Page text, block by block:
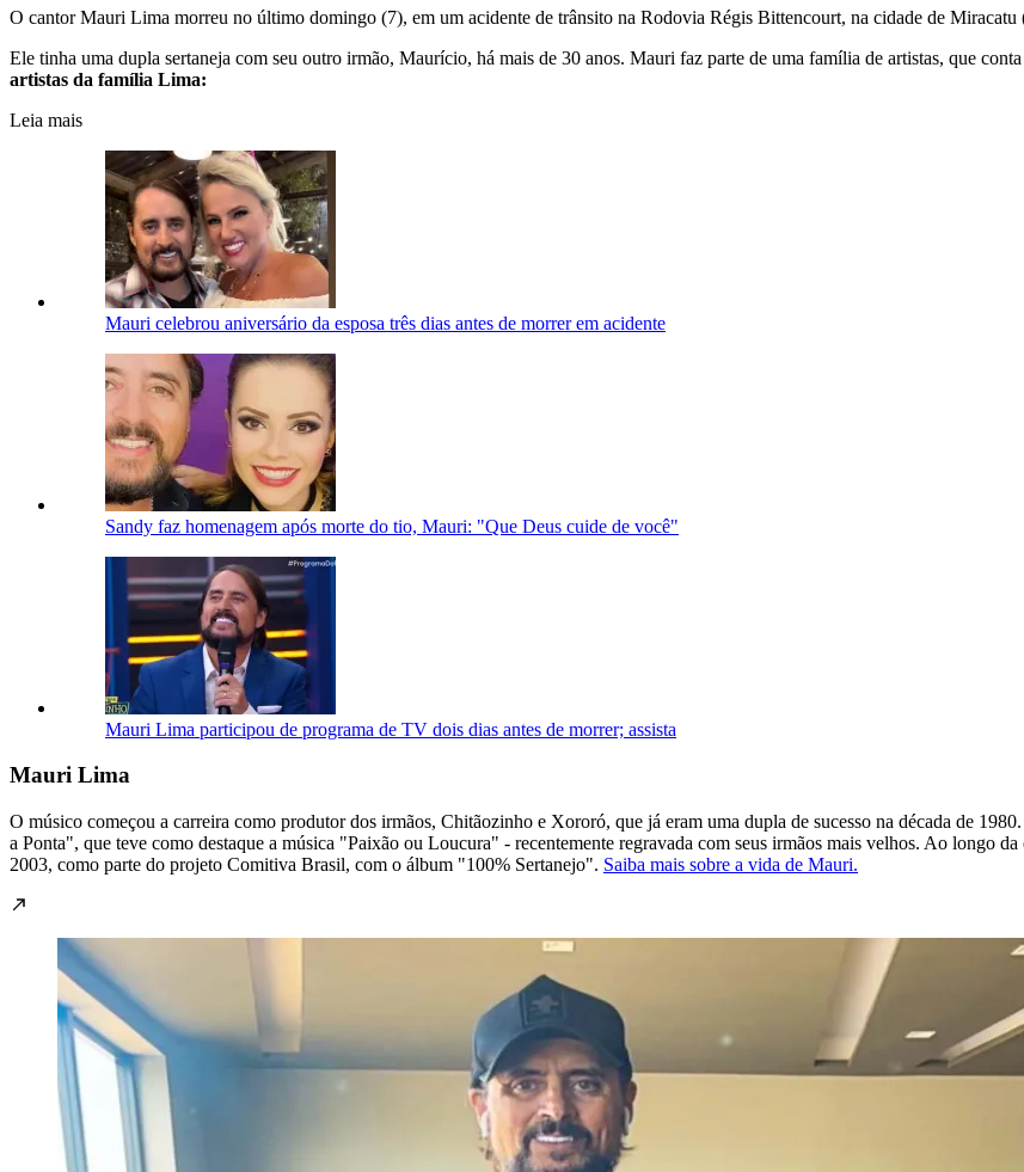
O cantor Mauri Lima morreu no último domingo (7), em um acidente de trânsito na Rodovia Régis Bittencourt, na cidade de
Ele tinha uma dupla sertaneja com seu outro irmão, Maurício, há mais de 30 anos. Mauri faz parte de uma família de artistas, que
artistas da família Lima:
Leia mais
Mauri celebrou aniversário da esposa três dias antes de morrer em acidente
Sandy faz homenagem após morte do tio, Mauri: "Que Deus cuide de você"
Mauri Lima participou de programa de TV dois dias antes de morrer; assista
Mauri Lima
O músico começou a carreira como produtor dos irmãos, Chitãozinho e Xororó, que já eram uma dupla de sucesso na década de
a Ponta", que teve como destaque a música "Paixão ou Loucura" - recentemente regravada com seus irmãos mais velhos. Ao longo
2003, como parte do projeto Comitiva Brasil, com o álbum "100% Sertanejo". Saiba mais sobre a vida de Mauri.